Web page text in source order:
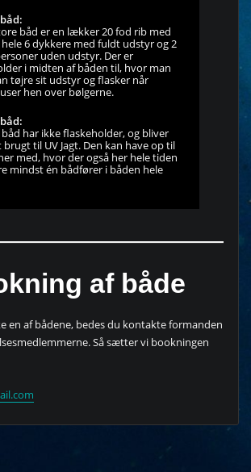
båd er en lækker 20 fod rib med
6 dykkere med fuldt udstyr og 2
uden udstyr. Der er
i midten af båden til, hvor man
tøjre sit udstyr og flasker når
hen over bølgerne.
båd har ikke flaskeholder, og bliver
til UV Jagt. Den kan have op til
med, hvor der også her hele tiden
mindst én bådfører i båden hele
af både
en af bådene, bedes du kontakte formanden
Så sætter vi bookningen